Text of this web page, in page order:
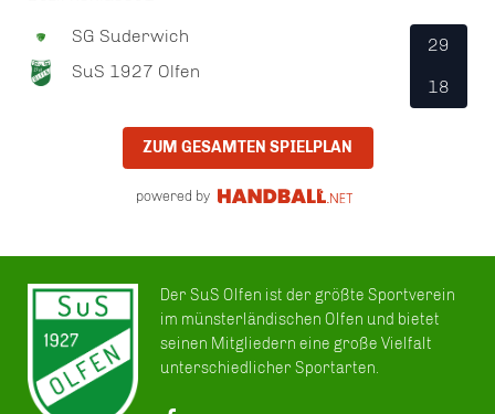
SG Suderwich
SuS 1927 Olfen
29
18
ZUM GESAMTEN SPIELPLAN
powered by
Der SuS Olfen ist der größte Sportverein
im münsterländischen Olfen und bietet
seinen Mitgliedern eine große Vielfalt
unterschiedlicher Sportarten.